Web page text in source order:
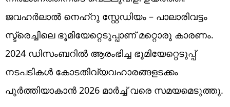
ജവഹർലാൽ നെഹ്റു സ്റ്റേഡിയം – പാലാരിവട്ടം
സ്ട്രെച്ചിലെ ഭൂമിയേറ്റെടുപ്പാണ് മറ്റൊരു കാരണം.
2024 ഡിസംബറിൽ ആരംഭിച്ച ഭൂമിയേറ്റെടുപ്പ്
നടപടികൾ കോടതിവ്യവഹാരങ്ങളടക്കം
പൂർത്തിയാകാൻ 2026 മാർച്ച് വരെ സമയമെടുത്തു.